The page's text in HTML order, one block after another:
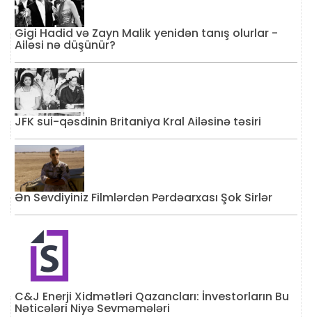
Gigi Hadid və Zayn Malik yenidən tanış olurlar -
Ailəsi nə düşünür?
JFK sui-qəsdinin Britaniya Kral Ailəsinə təsiri
Ən Sevdiyiniz Filmlərdən Pərdəarxası Şok Sirlər
C&J Enerji Xidmətləri Qazancları: İnvestorların Bu
Nəticələri Niyə Sevməmələri